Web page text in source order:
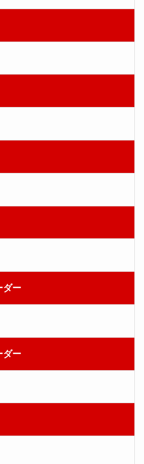
ダー
ダー